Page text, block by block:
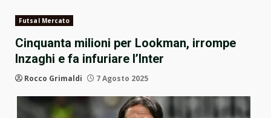
Futsal Mercato
Cinquanta milioni per Lookman, irrompe
Inzaghi e fa infuriare l’Inter
Rocco Grimaldi 7 Agosto 2025